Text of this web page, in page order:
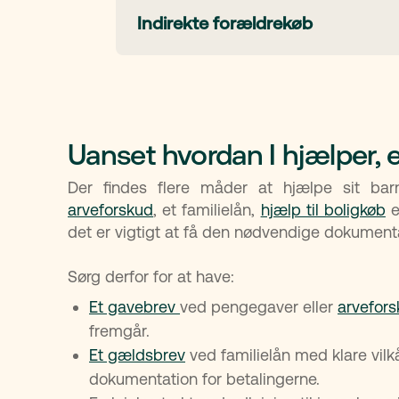
hvis et af børnene har behov for
blandt andet udgifter til vedligeholdelse,
er nogle skattefordele ved
pengene rentefrit eller til en lav rente.
Indirekte forældrekøb
Uanset hvordan I hjælper,
Der findes flere måder at hjælpe sit
arveforskud, et familielån, hjælp til boligkøb
det er vigtigt at få den nødvendige
Sørg derfor for at have:
Et gavebrev ved pengegaver eller
fremgår.
Et gældsbrev ved familielån med klare
dokumentation for betalingerne.